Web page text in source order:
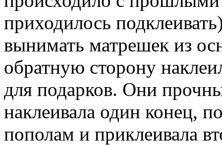
приходилось
вынимать матрешек из
обратную сторону
для подарков. Они
наклеивала один конец,
пополам и приклеивала